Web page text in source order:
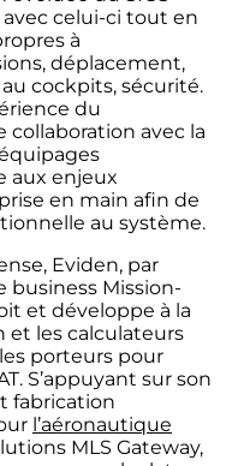
celui-ci tout en
à
déplacement,
cockpits, sécurité.
du
collaboration avec la
aux enjeux
en main afin de
au système.
Eviden, par
business Mission-
et développe à la
et les calculateurs
porteurs pour
S’appuyant sur son
fabrication
l’aéronautique
MLS Gateway,